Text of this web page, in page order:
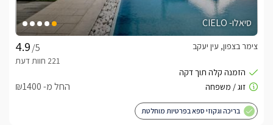
סיאלו- CIELO
/5
צימר בצפון, עין יעקב
החל מ- ₪1400
בריכה וגקוזי ספא בפרטיות מוחלטת